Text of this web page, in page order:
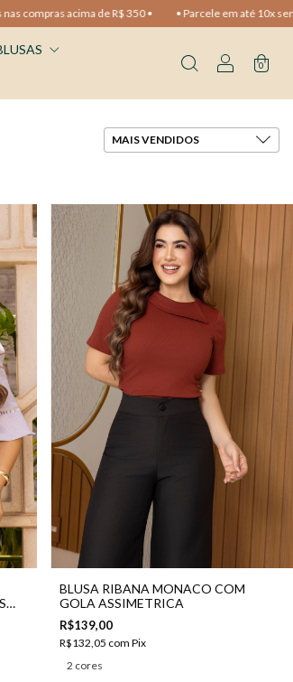
em até 10x sem juros • • 10% OFF na primeira compra
0
BLUSA RIBANA MONACO COM
GOLA ASSIMETRICA
R$139,00
R$132,05 com Pix
2 cores